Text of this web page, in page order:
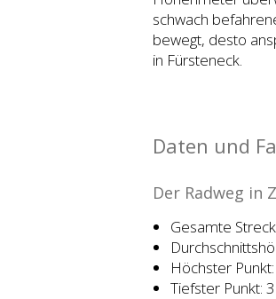
schwach
bewegt, desto
in Fürsteneck.
Daten und
Der Radweg in
Gesamte
Höchster
Tiefster Punkt: